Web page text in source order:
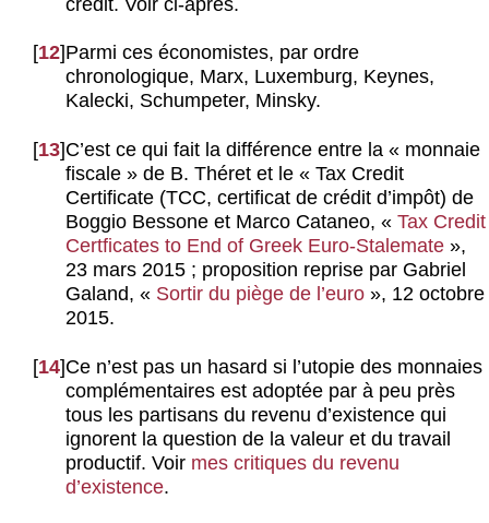
[12]Parmi ces économistes, par ordre
chronologique, Marx, Luxemburg, Keynes,
Kalecki, Schumpeter, Minsky.
[13]C’est ce qui fait la différence entre la « monnaie
fiscale » de B. Théret et le « Tax Credit
Certificate (TCC, certificat de crédit d’impôt) de
Boggio Bessone et Marco Cataneo, « Tax Credit
Certficates to End of Greek Euro-Stalemate »,
23 mars 2015 ; proposition reprise par Gabriel
Galand, « Sortir du piège de l’euro », 12 octobre
2015.
[14]Ce n’est pas un hasard si l’utopie des monnaies
complémentaires est adoptée par à peu près
tous les partisans du revenu d’existence qui
ignorent la question de la valeur et du travail
productif. Voir mes critiques du revenu
d’existence.